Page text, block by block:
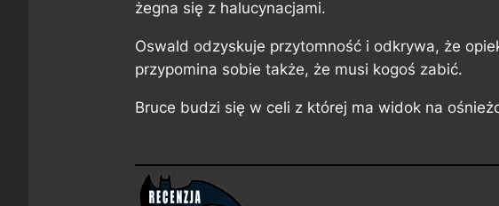
żegna się z halucynacjami.
Oswald odzyskuje przytomność i odkrywa, że
przypomina sobie także, że musi kogoś zabić.
Bruce budzi się w celi z której ma widok na